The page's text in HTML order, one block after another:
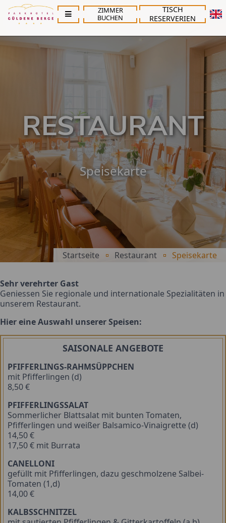
ZIMMER
BUCHEN
TISCH
RESERVERIEN
RESTAURANT
Speisekarte
Startseite Restaurant Speisekarte
Sehr verehrter Gast
Geniessen Sie regionale und internationale Spezialitäten in
unserem Restaurant.
Hier eine Auswahl unserer Speisen:
SAISONALE ANGEBOTE
PFIFFERLINGS-RAHMSÜPPCHEN
mit Pfifferlingen (d)
8,50 €
PFIFFERLINGSSALAT
Sommerlicher Blattsalat mit bunten Tomaten,
Pfifferlingen und weißer Balsamico-Vinaigrette (d)
14,50 €
17,50 € mit Burrata
CANELLONI
gefüllt mit Pfifferlingen, dazu geschmolzene Salbei-
Tomaten (1,d)
14,00 €
KALBSSCHNITZEL